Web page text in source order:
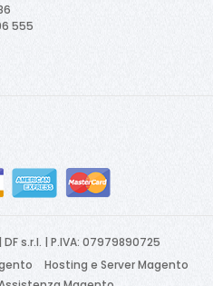
555
s.r.l. | P.IVA: 07979890725
Hosting e Server Magento